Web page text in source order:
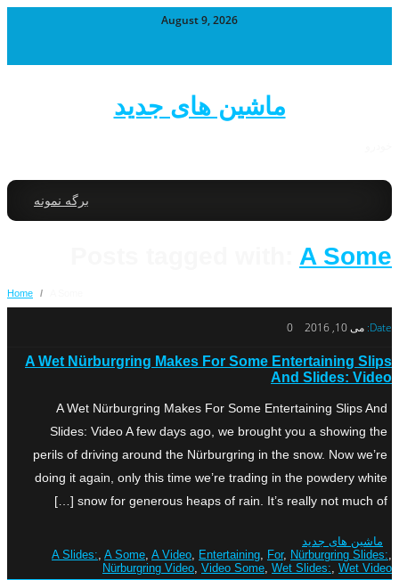
August 9, 2026
ماشین های جدید
برگه نمونه
A Some
Home /
Date: می 10, 2016 0
A Wet Nürburgring Makes For Some Entertaining Slips
And Slides: Video
A Wet Nürburgring Makes For Some Entertaining Slips And
Slides: Video A few days ago, we brought you a showing the
perils of driving around the Nürburgring in the snow. Now we’re
doing it again, only this time we’re trading in the powdery white
snow for generous heaps of rain. It’s really not much of […]
ماشین های جدید
A Slides:, A Some, A Video, Entertaining, For, Nürburgring Slides:,
Nürburgring Video, Video Some, Wet Slides:, Wet Video